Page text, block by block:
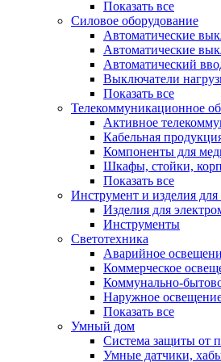
Показать все
Силовое оборудование
Автоматические
Автоматические
Автоматический
Выключатели
Показать все
Телекоммуникационное
Активное
Кабельная
Компоненты для
Шкафы, стойки,
Показать все
Инструмент и изделия для
Изделия для
Инструменты
Светотехника
Аварийное
Коммерческое
Коммунально-
Наружное
Показать все
Умный дом
Система защиты от
Умные датчики,